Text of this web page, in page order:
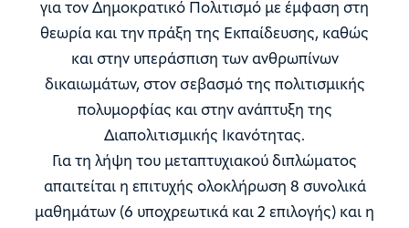
για τον Δημοκρατικό Πολιτισμό με έμφαση στη
θεωρία και την πράξη της Εκπαίδευσης, καθώς
και στην υπεράσπιση των ανθρωπίνων
δικαιωμάτων, στον σεβασμό της πολιτισμικής
πολυμορφίας και στην ανάπτυξη της
Διαπολιτισμικής Ικανότητας.
Για τη λήψη του μεταπτυχιακού διπλώματος
απαιτείται η επιτυχής ολοκλήρωση 8 συνολικά
μαθημάτων (6 υποχρεωτικά και 2 επιλογής) και η